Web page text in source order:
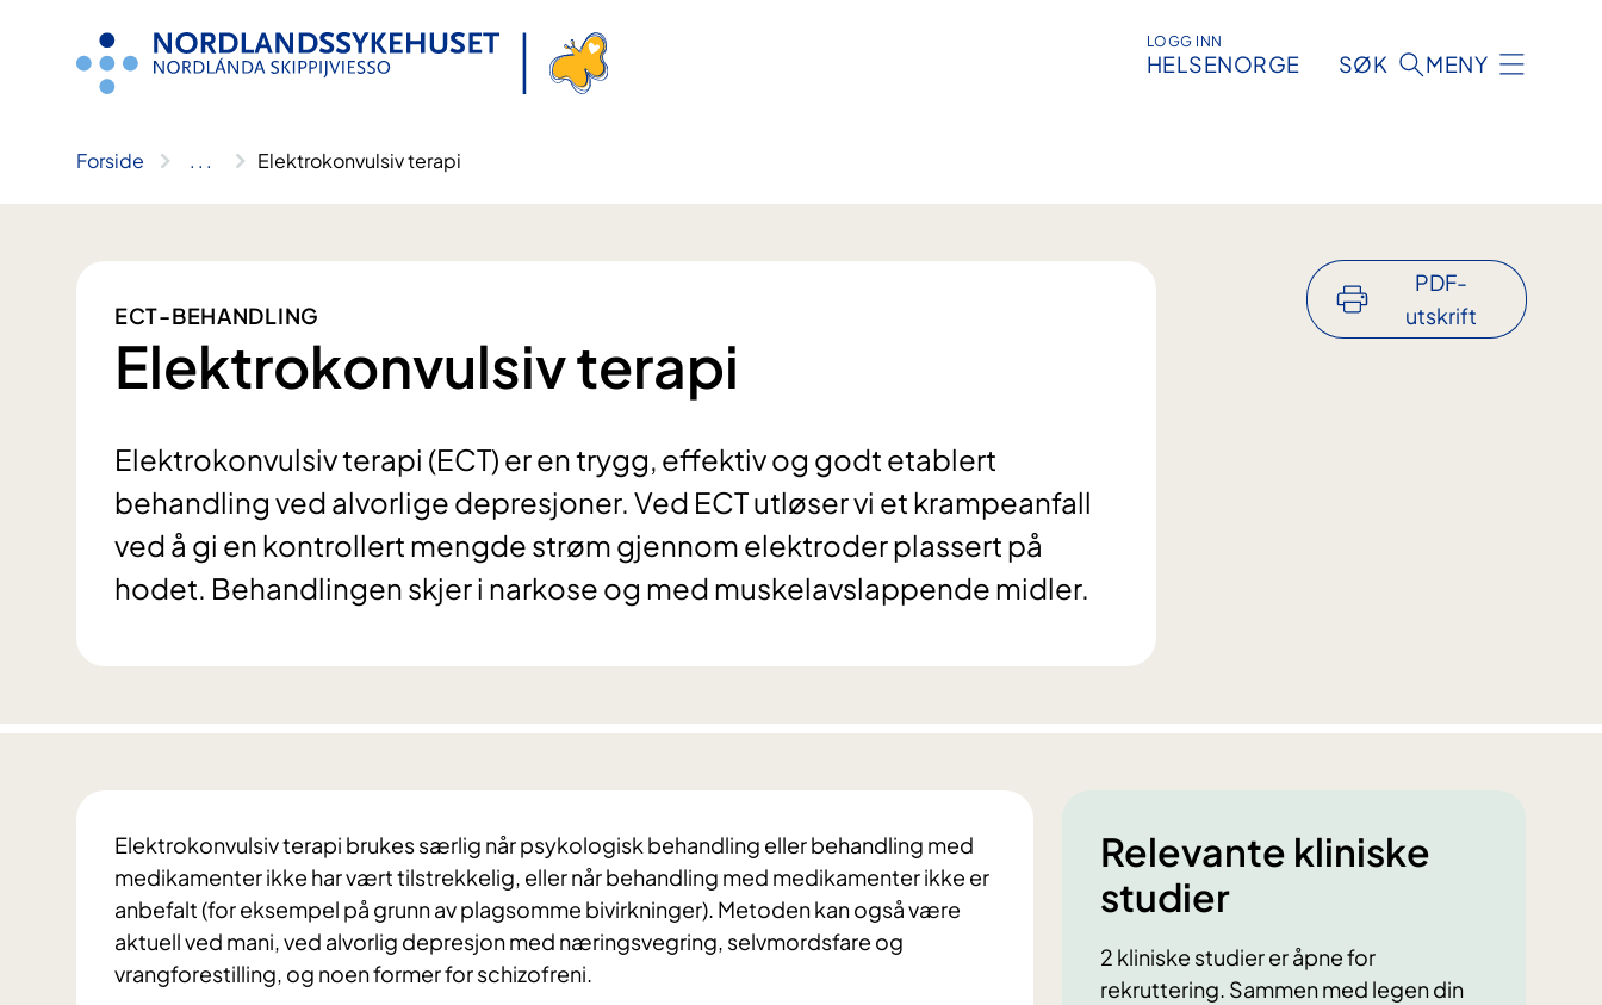
LOGG INN
HELSENORGE SØK MENY
Forside .. . Elektrokonvulsiv terapi
ECT-BEHANDLING
Elektrokonvulsiv terapi
Elektrokonvulsiv terapi (ECT) er en trygg, effektiv og godt etablert
behandling ved alvorlige depresjoner. Ved ECT utløser vi et krampeanfall
ved å gi en kontrollert mengde strøm gjennom elektroder plassert på
hodet. Behandlingen skjer i narkose og med muskelavslappende midler.
PDF-
utskrift
Elektrokonvulsiv terapi brukes særlig når psykologisk behandling eller behandling med
medikamenter ikke har vært tilstrekkelig, eller når behandling med medikamenter ikke er
anbefalt (for eksempel på grunn av plagsomme bivirkninger). Metoden kan også være
aktuell ved mani, ved alvorlig depresjon med næringsvegring, selvmordsfare og
vrangforestilling, og noen former for schizofreni.
Relevante kliniske
studier
2 kliniske studier er åpne for
rekruttering. Sammen med legen din